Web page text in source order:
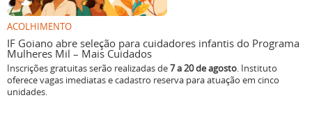
ACOLHIMENTO
IF Goiano abre seleção para cuidadores infantis do Programa
Mulheres Mil – Mais Cuidados
Inscrições gratuitas serão realizadas de7 a 20 de agosto. Instituto
oferece vagas imediatas e cadastro reserva para atuação em cinco
unidades.